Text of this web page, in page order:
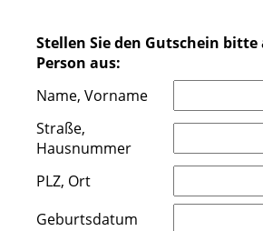
Stellen Sie den Gutschein
Person aus:
Name, Vorname
Straße,
Hausnummer
PLZ, Ort
Geburtsdatum